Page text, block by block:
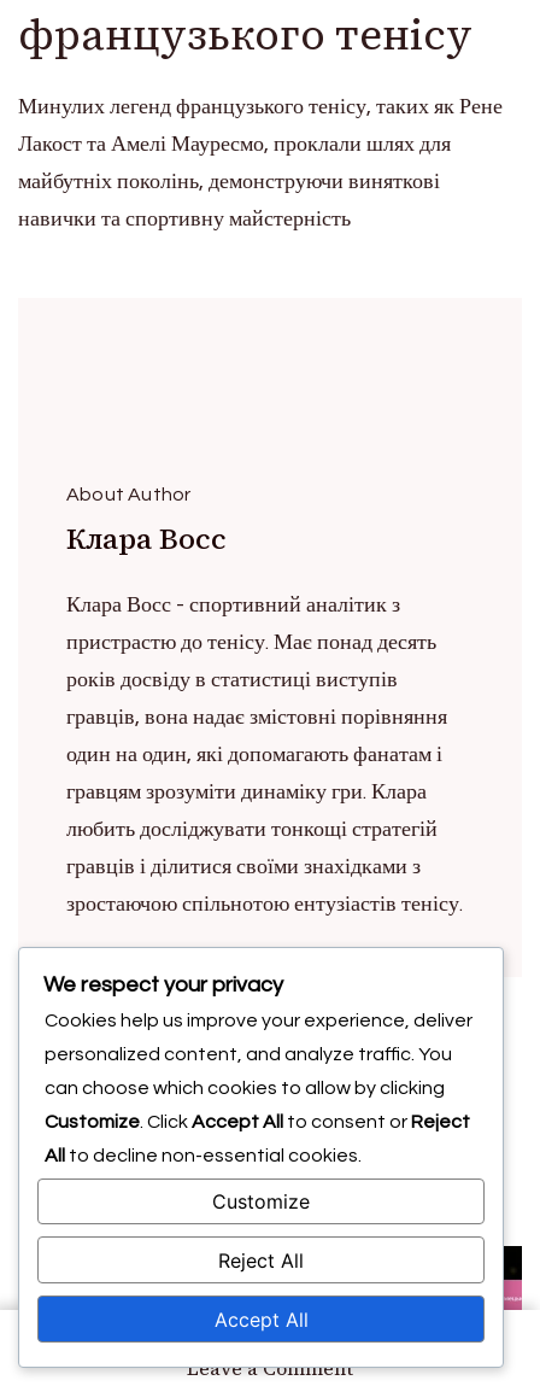
Leave a Commenton
французького тенісу
Минулих легенд французького тенісу, таких як Рене
Лакост та Амелі Мауресмо, проклали шлях для
майбутніх поколінь, демонструючи виняткові
навички та спортивну майстерність
About Author
Клара Восс
Клара Восс - спортивний аналітик з
пристрастю до тенісу. Має понад десять
років досвіду в статистиці виступів
гравців, вона надає змістовні порівняння
один на один, які допомагають фанатам і
гравцям зрозуміти динаміку гри. Клара
любить досліджувати тонкощі стратегій
гравців і ділитися своїми знахідками з
зростаючою спільнотою ентузіастів тенісу.
Post
Navigation
Previous Article
Всеосяжний контрольний
список для аналізу
статистики німецьких
тенісистів
Next Article
Показники виступів
провідних німецьких
We respect your privacy
Cookies help us improve your experience, deliver
personalized content, and analyze traffic. You
can choose which cookies to allow by clicking
Customize . ClickAccept All to consent or Reject
All
to decline non-essential cookies.
Customize
Reject All
Accept All